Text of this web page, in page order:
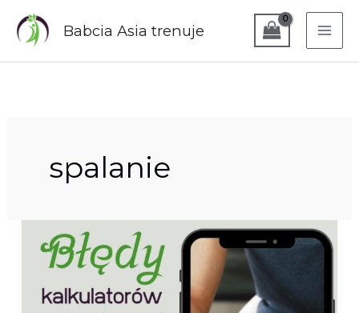
do
treści
Babcia Asia trenuje
spalanie
kalkulatorów
zapotrzebowania
energetycznego